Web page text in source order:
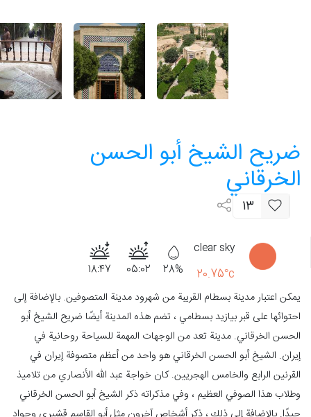
ضريح الشيخ أبو الحسن
الخرقاني
13
clear sky
20.75°c
28%
05:02
18:47
يمكن اعتبار مدينة بسطام القريبة من شهرود مدينة المتصوفين. بالإضافة إلى
احتوائها على قبر بيازيد بسطامي ، تضم هذه المدينة أيضًا ضريح الشيخ أبو
الحسن الخرقاني. مدينة تعد من الوجهات المهمة للسياحة روحانية في
إيران. الشيخ أبو الحسن الخرقاني هو واحد من أعظم متصوفة إيران في
القرنين الرابع والخامس الهجريين. كان خواجة عبد الله الأنصاري من تلاميذ
وطلاب هذا الصوفي العظيم ، وفي مذكراته ذكر الشيخ أبو الحسن الخرقاني